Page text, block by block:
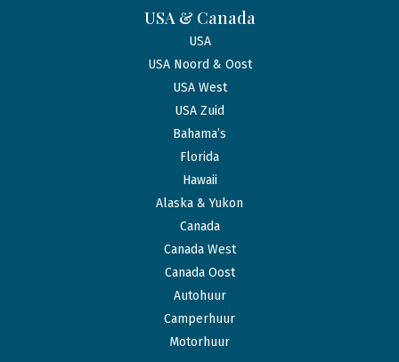
USA & Canada
USA
USA Noord & Oost
USA West
USA Zuid
Bahama’s
Florida
Hawaii
Alaska & Yukon
Canada
Canada West
Canada Oost
Autohuur
Camperhuur
Motorhuur